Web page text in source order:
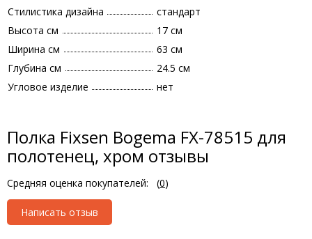
Стилистика дизайна
стандарт
Высота см
17 см
Ширина см
63 см
Глубина см
24.5 см
Угловое изделие
нет
Полка Fixsen Bogema FX-78515 для
полотенец, хром отзывы
Средняя оценка покупателей: (0)
Написать отзыв